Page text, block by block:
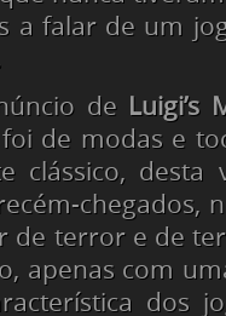
a falar de um
de Luigi’s
de modas e
clássico, desta
chegados,
de terror e de
apenas com
dos